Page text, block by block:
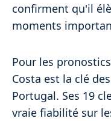
confirment qu'il
moments
Pour les
Costa est la clé
Portugal. Ses 19
vraie fiabilité sur